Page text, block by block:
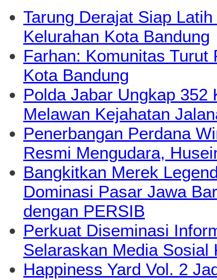
Tarung Derajat Siap
Kelurahan Kota Bandung
Farhan: Komunitas
Kota Bandung
Polda Jabar Ungkap 352
Melawan Kejahatan
Penerbangan Perdana
Resmi Mengudara,
Bangkitkan Merek
Dominasi Pasar Jawa
dengan PERSIB
Perkuat Diseminasi
Selaraskan Media Sosial
Happiness Yard Vol. 2